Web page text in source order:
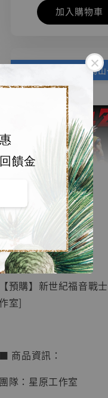
饋金
加入購物車
加購
【店內現貨】
系列蒐藏雕像
鳥山明紀念款 [
工作室]
NT$ 4,280
-
🏝【無人島玩具】
【預購】新世紀福音戰
作室]
■ 商品資訊：
團隊：星原工作室